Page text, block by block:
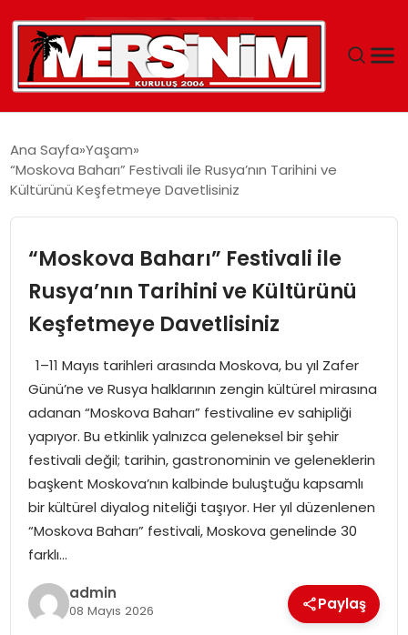
YAŞAM
EĞITIM
SPOR
EKONOMI
MAGAZIN
DÜNYA
OTOMOBIL
Ana Sayfa Yaşam
“Moskova Baharı” Festivali ile Rusya’nın Tarihini ve
Kültürünü Keşfetmeye Davetlisiniz
“Moskova Baharı” Festivali ile
Rusya’nın Tarihini ve Kültürünü
Keşfetmeye Davetlisiniz
1–11 Mayıs tarihleri arasında Moskova, bu yıl Zafer
Günü’ne ve Rusya halklarının zengin kültürel mirasına
adanan “Moskova Baharı” festivaline ev sahipliği
yapıyor. Bu etkinlik yalnızca geleneksel bir şehir
festivali değil; tarihin, gastronominin ve geleneklerin
başkent Moskova’nın kalbinde buluştuğu kapsamlı
bir kültürel diyalog niteliği taşıyor. Her yıl düzenlenen
“Moskova Baharı” festivali, Moskova genelinde 30
farklı…
admin
08 Mayıs 2026 Paylaş